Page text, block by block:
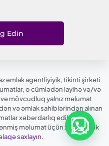
Edin
əmlak agentliyiyik, tikinti şirkəti
o cümlədən layihə və/və
mövcudluq yalnız məlumat
və əmlak sahiblərindən alınan
xəbərdarlıq edilmədən
məlumat üçün xahiş edirik
saxlayın.